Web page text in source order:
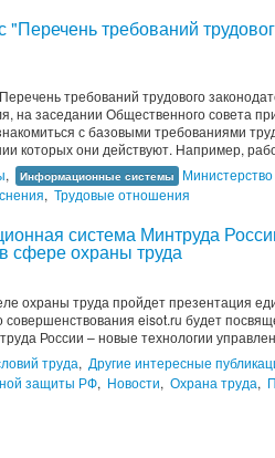
"Перечень требований
требований трудового
на заседании Общественного совета
с базовыми требованиями
которых они действуют. Например,
, Информационные системы
, Трудовые отношения
система Минтруда
сфере охраны труда
охраны труда пройдет презентация
eisot.ru будет
России – новые технологии
труда, Другие интересные
защиты РФ, Новости, Охрана труда,